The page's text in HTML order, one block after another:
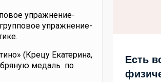
упражнение-
упражнение-
(Крецу Екатерина,
медаль по
Есть